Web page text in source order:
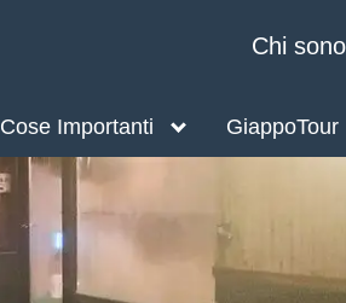
Chi
Cose Importanti GiappoTour